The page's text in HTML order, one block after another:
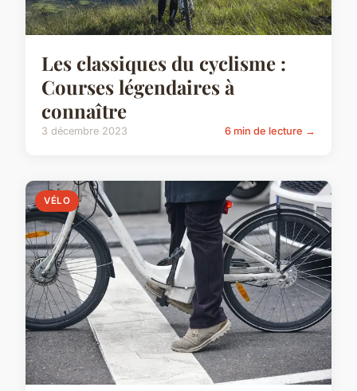
Les classiques du cyclisme :
Courses légendaires à
connaître
3 décembre 2023 6 min de lecture →
VÉLO